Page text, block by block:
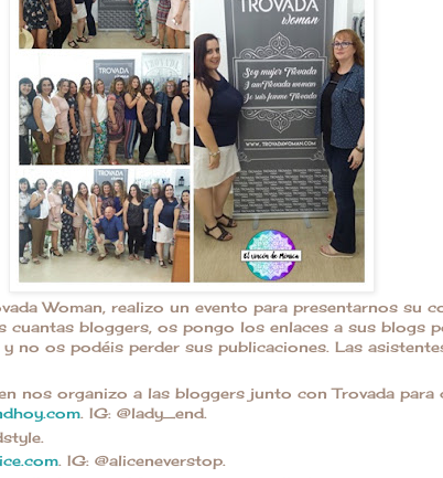
Woman, realizo un evento para presentarnos su
cuantas bloggers, os pongo los enlaces a sus blogs
no os podéis perder sus publicaciones. Las
nos organizo a las bloggers junto con Trovada para
. IG: @lady_end.
. IG: @aliceneverstop.